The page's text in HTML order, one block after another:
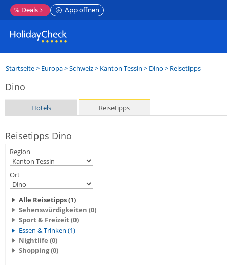
% Deals App öffnen
Startseite> Europa>Schweiz> Kanton Tessin > Dino > Reisetipps
Dino
Hotels Reisetipps
Reisetipps Dino
Region
Ort
Alle Reisetipps (1)
Sehenswürdigkeiten (0)
Sport & Freizeit (0)
Essen & Trinken (1)
Nightlife (0)
Shopping (0)